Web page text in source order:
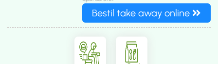
Bestil take away online